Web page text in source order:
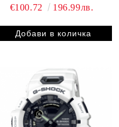
€100.72
196.99лв.